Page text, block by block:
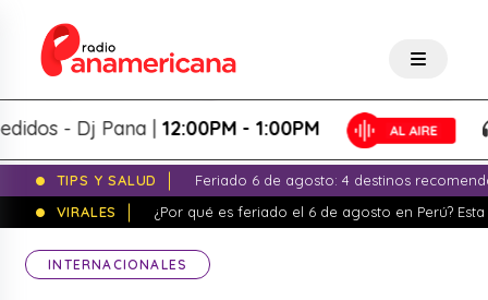
- Dj Pana |12:00PM - 1:00PM
TIPS Y SALUD
Feriado 6 de agosto: 4 destinos
VIRALES
¿Por qué es feriado el 6 de agosto en Perú?
INTERNACIONALES